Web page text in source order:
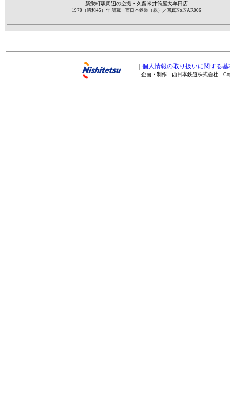
新栄町駅周辺の空撮・久留米井筒屋大牟田店
1970（昭和45）年 所蔵：西日本鉄道（株）／写真No.NAR006
個人情報の取り扱いに関する基
企画・制作 西日本鉄道株式会社